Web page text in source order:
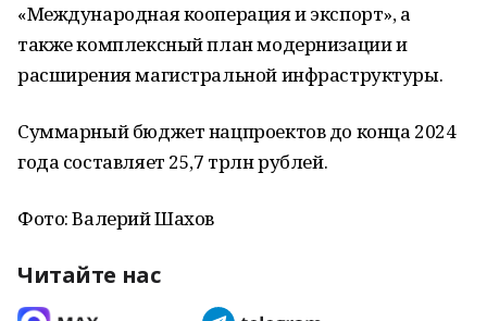
«Международная кооперация и экспорт», а
также комплексный план модернизации и
расширения магистральной инфраструктуры.
Суммарный бюджет нацпроектов до конца 2024
года составляет 25,7 трлн рублей.
Фото: Валерий Шахов
Читайте нас